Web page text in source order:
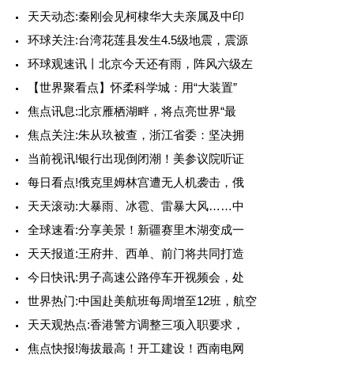
天天动态:秦刚会见柯棣华大夫亲属及中印
环球关注:台湾花莲县发生4.5级地震，震源
环球观速讯丨北京今天还有雨，阵风六级左
【世界聚看点】怀柔科学城：用“大装置”
焦点讯息:北京雁栖湖畔，将点亮世界“最
焦点关注:朱从玖被查，浙江省委：坚决拥
当前视讯!银行出现倒闭潮！美参议院听证
每日看点!俄克里姆林宫遭无人机袭击，俄
天天滚动:大暴雨、冰雹、雷暴大风……中
全球速看:分享美景！新疆赛里木湖变成一
天天报道:王府井、西单、前门将共同打造
今日快讯:男子高速公路停车开视频会，处
世界热门:中国赴美航班每周增至12班，航空
天天观热点:香港警方调整三项入职要求，
焦点快报!海拔最高！开工建设！西南电网